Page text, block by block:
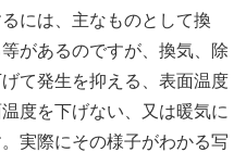
には、主なものとして換
があるのですが、換気、除
て発生を抑える、表面温度
度を下げない、又は暖気に
実際にその様子がわかる写